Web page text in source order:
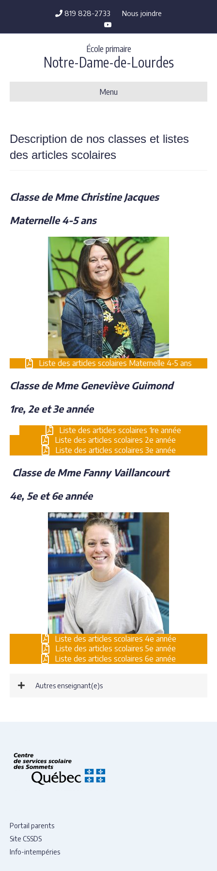
819 828-2733
Nous joindre
Youtube
École primaire
Notre-Dame-de-Lourdes
Menu
Description de nos classes et listes
des articles scolaires
Classe de Mme Christine Jacques
Maternelle 4-5 ans
Liste des articles scolaires Maternelle 4-5 ans
Classe de Mme Geneviève Guimond
1re, 2e et 3e année
Liste des articles scolaires 1re année
Liste des articles scolaires 2e année
Liste des articles scolaires 3e année
Classe de Mme Fanny Vaillancourt
4e, 5e et 6e année
Liste des articles scolaires 4e année
Liste des articles scolaires 5e année
Liste des articles scolaires 6e année
Autres enseignant(e)s
Portail parents
Site CSSDS
Info-intempéries